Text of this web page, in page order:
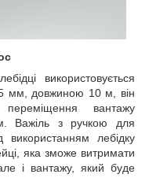
використовується
мм, довжиною 10 м, він
вантажу
Важіль з ручкою для
лебідку
яка зможе витримати
і вантажу, який буде